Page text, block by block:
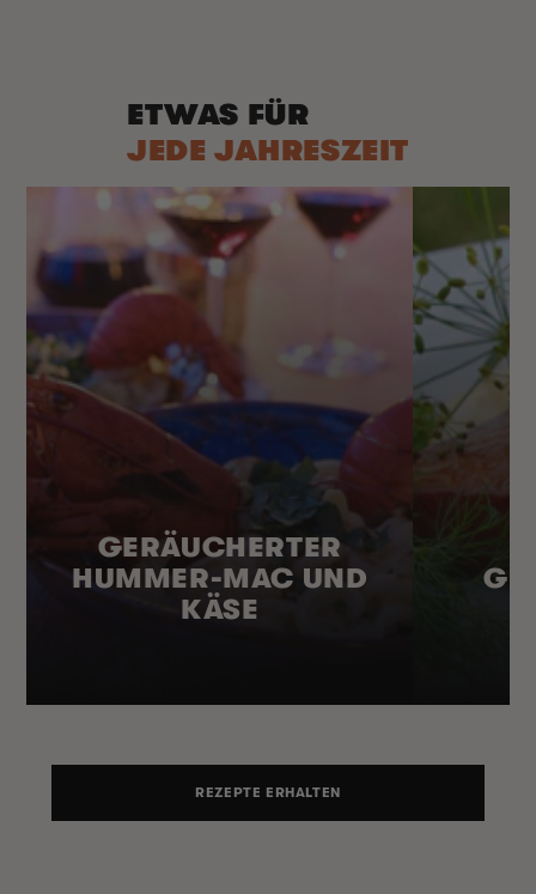
ETWAS FÜR
JEDE JAHRESZEIT
GERÄUCHERTER
HUMMER-MAC UND
KÄSE
REZEPTE ERHALTEN